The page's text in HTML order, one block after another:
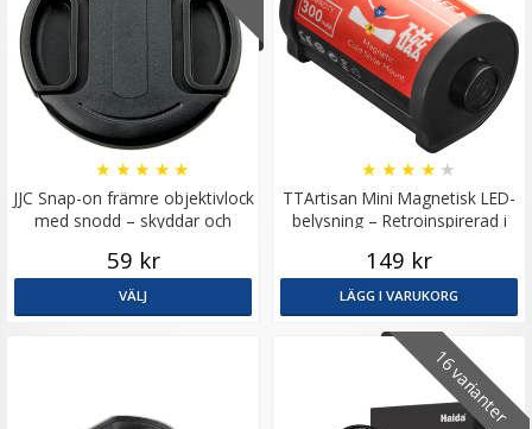
JJC Snap-on främre objektivlock
med snodd – skyddar och
★ ★ ★ ★ ★
59 kr
VÄLJ
TTArtisan Mini Magnetisk LED-
belysning – Retroinspirerad i
★ ★ ★ ★ ★
149 kr
LÄGG I VARUKORG
16 varianter